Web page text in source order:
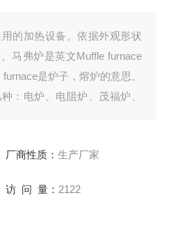
的加热设备。依据外观形状
马弗炉是英文Muffle furnace
是炉子，熔炉的意思。
：电炉、电阻炉、茂福炉、
厂商性质： 生产厂家
访 问 量： 2122